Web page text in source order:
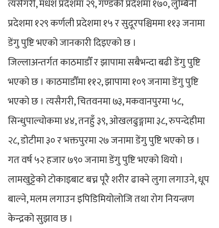
त्यसैगरी, मधेश प्रदेशमा २९, गण्डकी प्रदेशमा १७०, लुम्बिनी
प्रदेशमा १२९ कर्णली प्रदेशमा १५ र सुदूरपश्चिममा ११३ जनामा
डेंगु पुष्टि भएको जानकारी दिइएको छ ।
जिल्लाअन्तर्गत काठमाडौँ र झापामा सबैभन्दा बढी डेंगु पुष्टि
भएको छ । काठमाडौँमा ११२, झापामा १०९ जनामा डेंगु पुष्टि
भएको छ । त्यसैगरी, चितवनमा ७३, मकवानपुरमा ५८,
सिन्धुपाल्चोकमा ४४, तनहुँ ३९, ओखलढुङ्गामा ३८, रुपन्देहीमा
२८, डोटीमा ३० र भक्तपुरमा २७ जनामा डेंगु पुष्टि भएको छ ।
गत वर्ष ५२ हजार ७९० जनामा डेंगु पुष्टि भएको थियो ।
लामखुट्टेको टोकाइबाट बच्न पूरै शरीर ढाक्ने लुगा लगाउने, धूप
बाल्ने, मलम लगाउन इपिडिमियोलोजि तथा रोग नियन्त्रण
केन्द्रको सुझाव छ ।